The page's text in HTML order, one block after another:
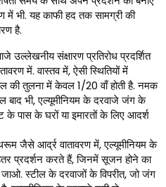
में भी. यह काफी हद तक सामग्री की
है.
उल्लेखनीय संक्षारण प्रतिरोध प्रदर्शित
में. वास्तव में, ऐसी स्थितियों में
की तुलना में केवल 1/20 वाँ होती है. नमक
भी, एल्यूमीनियम के दरवाजे जंग के
के पास के घरों या इमारतों के लिए आदर्श
जैसे आर्द्र वातावरण में, एल्यूमीनियम के
प्रदर्शन करते हैं, जिनमें सूजन होने का
स्टील के दरवाजों के विपरीत, जो जंग